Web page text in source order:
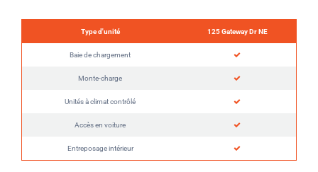
Type d'unité 125 Gateway Dr NE
Baie de chargement
Monte-charge
Unités à climat contrôlé
Accès en voiture
Entreposage intérieur